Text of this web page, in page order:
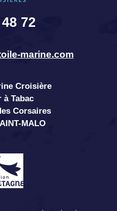
72
marine.com
Croisière
à Tabac
Corsaires
MALO